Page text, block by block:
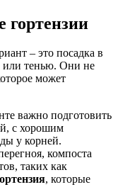
гортензии
– это посадка в
или тенью. Они не
может
важно подготовить
с хорошим
у корней.
компоста
таких как
, которые